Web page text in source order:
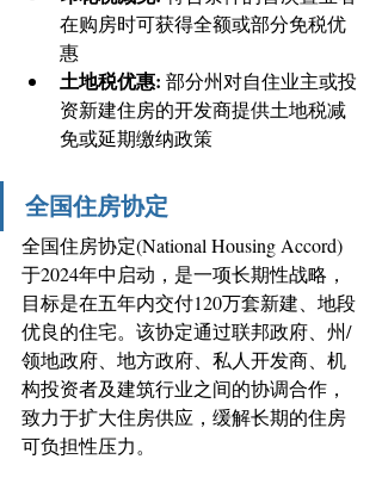
在购房时可获得全额或部分免税优
惠
土地税优惠: 部分州对自住业主或投
资新建住房的开发商提供土地税减
免或延期缴纳政策
全国住房协定
全国住房协定(National Housing Accord)
于2024年中启动，是一项长期性战略，
目标是在五年内交付120万套新建、地段
优良的住宅。该协定通过联邦政府、州/
领地政府、地方政府、私人开发商、机
构投资者及建筑行业之间的协调合作，
致力于扩大住房供应，缓解长期的住房
可负担性压力。